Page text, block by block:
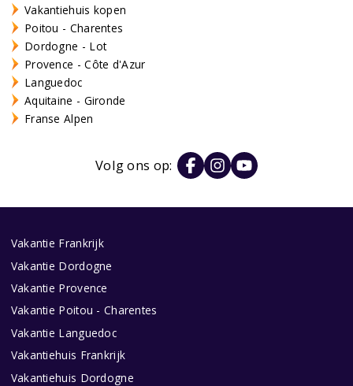
Vakantiehuis kopen
Poitou - Charentes
Dordogne - Lot
Provence - Côte d'Azur
Languedoc
Aquitaine - Gironde
Franse Alpen
Volg ons op:
Vakantie Frankrijk
Vakantie Dordogne
Vakantie Provence
Vakantie Poitou - Charentes
Vakantie Languedoc
Vakantiehuis Frankrijk
Vakantiehuis Dordogne